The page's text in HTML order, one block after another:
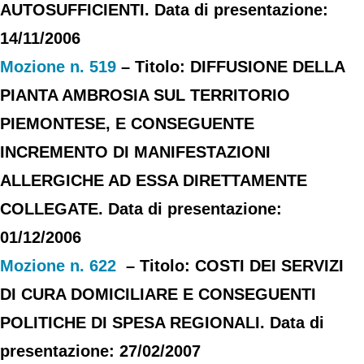
AUTOSUFFICIENTI. Data di presentazione:
14/11/2006
Mozione n. 519 – Titolo: DIFFUSIONE DELLA
PIANTA AMBROSIA SUL TERRITORIO
PIEMONTESE, E CONSEGUENTE
INCREMENTO DI MANIFESTAZIONI
ALLERGICHE AD ESSA DIRETTAMENTE
COLLEGATE. Data di presentazione:
01/12/2006
Mozione n. 622 – Titolo: COSTI DEI SERVIZI
DI CURA DOMICILIARE E CONSEGUENTI
POLITICHE DI SPESA REGIONALI. Data di
presentazione: 27/02/2007